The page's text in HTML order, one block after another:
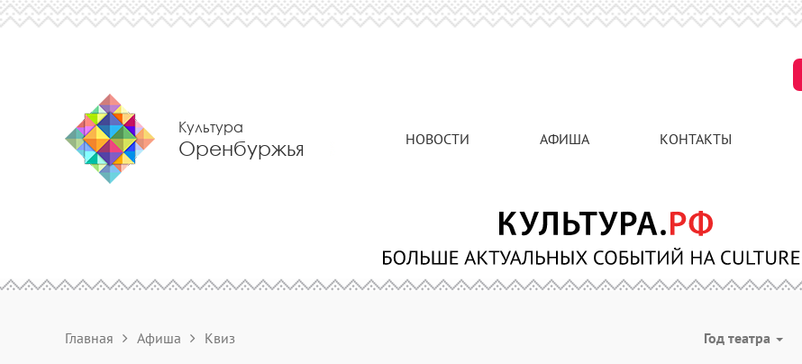
Культура
Оренбуржья НОВОСТИ АФИША КОНТАКТЫ
Главная Афиша Квиз Год театра